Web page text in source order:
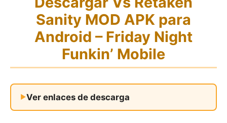
Sanity MOD APK para
Android – Friday Night
Funkin’ Mobile
Ver enlaces de descarga